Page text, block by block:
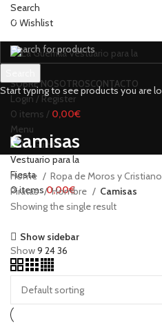
Search
0 Wishlist
SOBRE NOSOTROSCONTACTO
Login / Register
0 items / 0,00€
Menu
0items 0,00€
Camisas
Home Ropa de Moros y
Piratas
Hombre
Camisas
Showing the single result
Show sidebar
Show9 2436
Start typing to see products you are